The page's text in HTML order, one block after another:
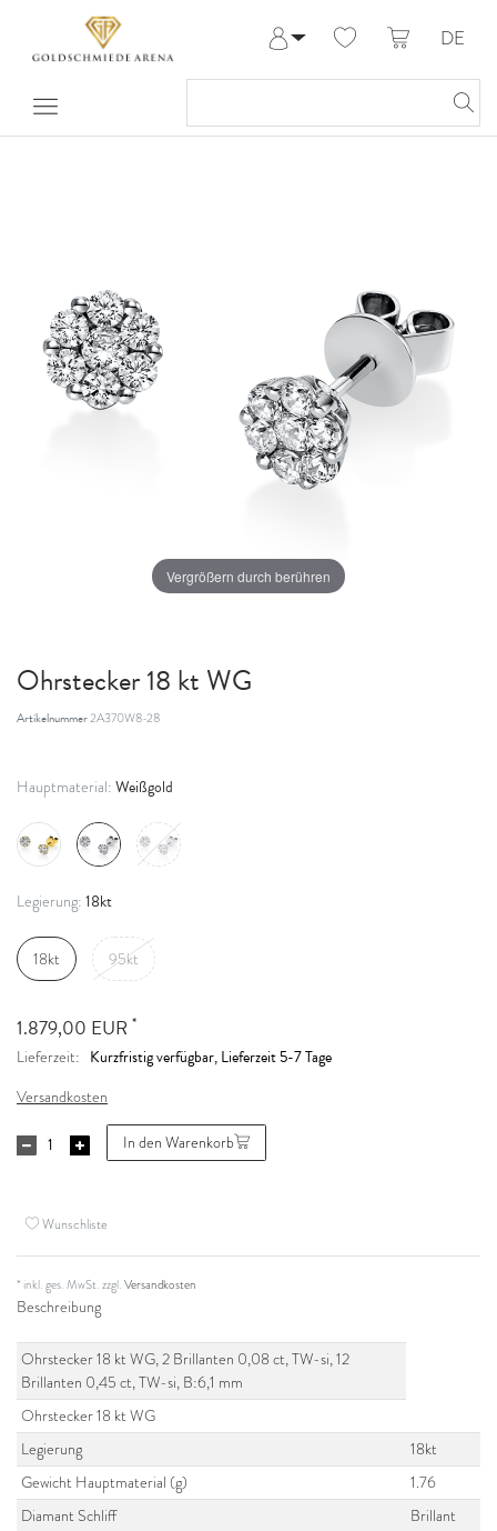
Meine Bestellungen
DE
Vergrößern durch berühren
Ohrstecker 18 kt WG
Artikelnummer2A370W8-28
Hauptmaterial: Weißgold
Legierung: 18kt
18kt 95kt
1.879,00 EUR *
Lieferzeit: Kurzfristig verfügbar, Lieferzeit 5-7 Tage
Versandkosten
In den Warenkorb
Wunschliste
* inkl. ges. MwSt. zzgl.Versandkosten
Beschreibung
Ohrstecker 18 kt WG, 2 Brillanten 0,08 ct, TW-si, 12
Brillanten 0,45 ct, TW-si, B:6,1 mm
Ohrstecker 18 kt WG
Legierung
18kt
Gewicht Hauptmaterial (g)
1.76
Diamant Schliff
Brillant